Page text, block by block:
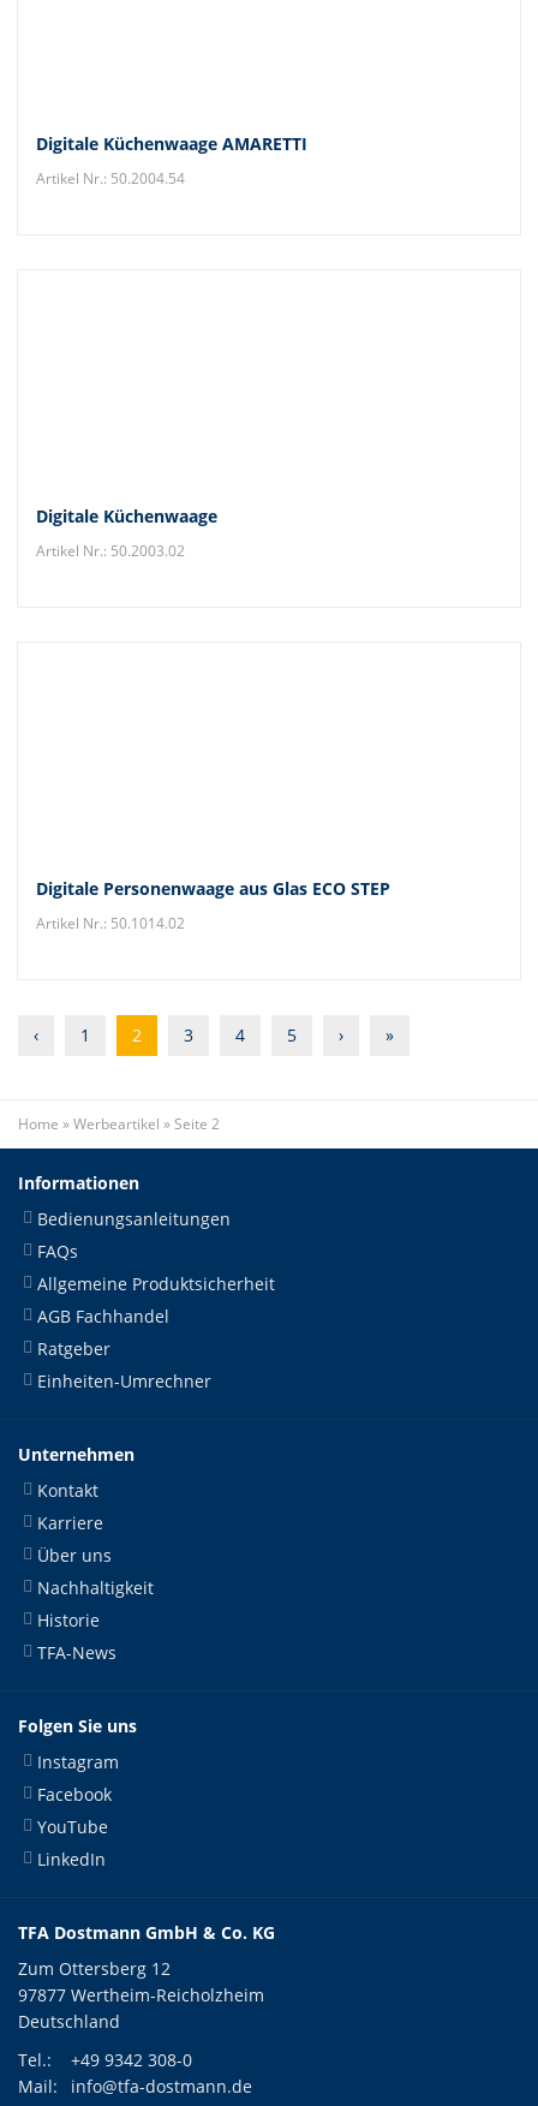
Digitale Küchenwaage AMARETTI
Artikel Nr.: 50.2004.54
Digitale Küchenwaage
Artikel Nr.: 50.2003.02
Digitale Personenwaage aus Glas ECO STEP
Artikel Nr.: 50.1014.02
‹ 1 2 3 4 5 › »
Home »Werbeartikel »Seite 2
Informationen
Bedienungsanleitungen
FAQs
Allgemeine Produktsicherheit
AGB Fachhandel
Ratgeber
Einheiten-Umrechner
Unternehmen
Kontakt
Karriere
Über uns
Nachhaltigkeit
Historie
TFA-News
Folgen Sie uns
Instagram
Facebook
YouTube
LinkedIn
TFA Dostmann GmbH & Co. KG
Zum Ottersberg 12
97877 Wertheim-Reicholzheim
Deutschland
Tel.:
+49 9342 308-0
Mail:
info@tfa-dostmann.de